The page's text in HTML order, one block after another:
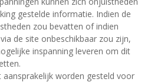
gestelde informatie. Indien de
zou bevatten of indien
de site onbeschikbaar zou zijn,
inspanning leveren om dit
aansprakelijk worden gesteld voor